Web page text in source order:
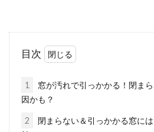
風や音を防
目次
1
窓が汚れで引っかかる！閉ま
因かも？
2
閉まらない＆引っかかる窓に